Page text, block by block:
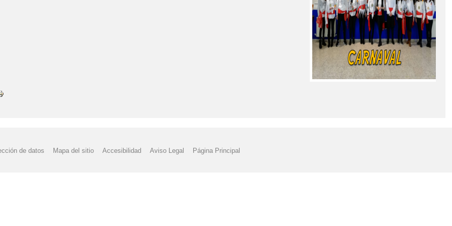
de datos Mapa del sitio Accesibilidad Aviso Legal Página Principal